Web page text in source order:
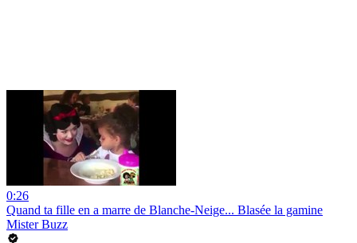
0:26
Quand ta fille en a marre de Blanche-Neige... Blasée la gamine
Mister Buzz